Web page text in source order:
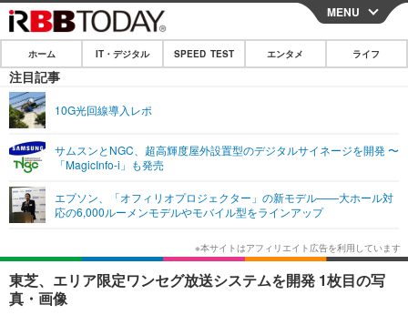
CLOSE
ホーム
IT・デジタル
ネタ
ショッピング その他
エンタメ
エンタメTOP 映画・ドラマ
韓国・芸能
音楽 スポーツ
ライフ
ライフTOP グルメ
ペット ショッピング
リリース一覧
プッシュ通知の停止方法
MENU
ホーム IT・デジタル SPEED TEST エンタメ ライフ
注目記事
10G光回線導入レポ
サムスンとNGC、超高輝度屋外設置型のデジタルサイネージを開発 〜
「MagicInfo-i」も発売
エプソン、「オフィリオプロジェクター」の新モデル——大ホール対
応の6,000ルーメンモデルやモバイル型をラインアップ
東芝、エリア限定ワンセグ放送システムを開発 1枚目の写
真・画像